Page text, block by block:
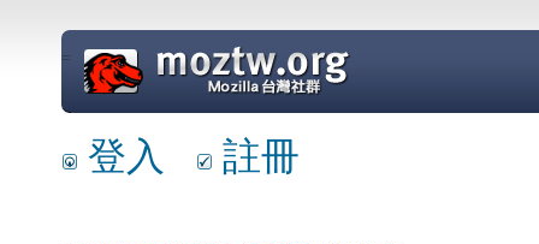
=
登入 註冊